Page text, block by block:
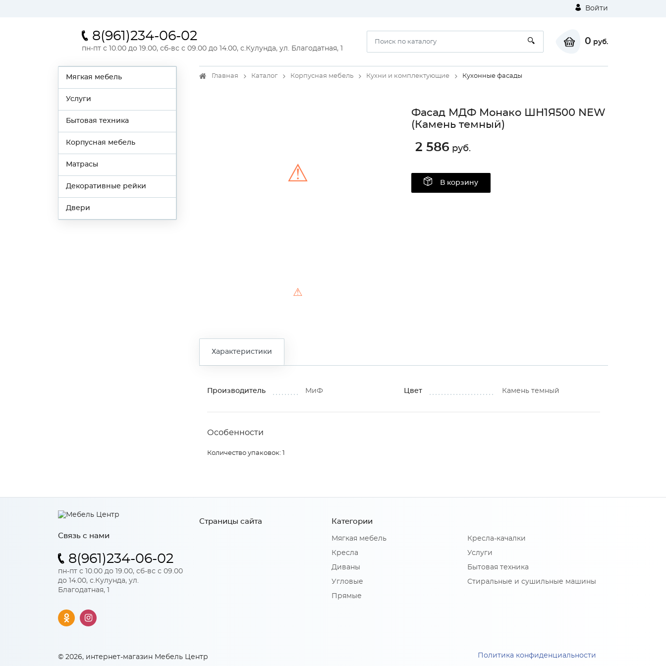
Войти
8(961)234-06-02
пн-пт с 10.00 до 19.00, сб-вс с 09.00 до 14.00, с.Кулунда, ул. Благодатная, 1
0 руб.
Мягкая мебель
Услуги
Бытовая техника
Корпусная мебель
Матрасы
Декоративные рейки
Двери
Главная Каталог Корпусная мебель Кухни и комплектующие Кухонные фасады
⚠
⚠
Фасад МДФ Монако ШН1Я500 NEW
(Камень темный)
2 586 руб.
В корзину
Характеристики
Производитель МиФ Цвет Камень темный
Особенности
Количество упаковок: 1
Связь с нами
8(961)234-06-02
пн-пт с 10.00 до 19.00, сб-вс с 09.00
до 14.00, с.Кулунда, ул.
Благодатная, 1
Страницы сайта Категории
Мягкая мебель
Кресла
Диваны
Угловые
Прямые
Кресла-качалки
Услуги
Бытовая техника
Стиральные и сушильные машины
© 2026, интернет-магазин Мебель Центр Политика конфиденциальности